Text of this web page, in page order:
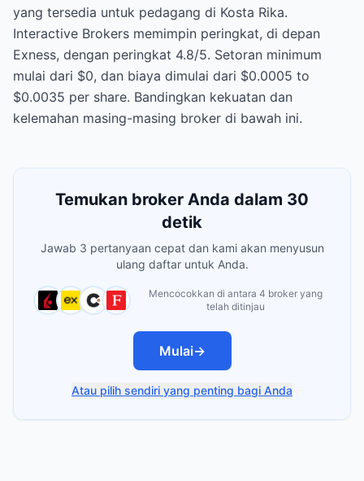
yang tersedia untuk pedagang di Kosta Rika.
Interactive Brokers memimpin peringkat, di depan
Exness, dengan peringkat 4.8/5. Setoran minimum
mulai dari $0, dan biaya dimulai dari $0.0005 to
$0.0035 per share. Bandingkan kekuatan dan
kelemahan masing-masing broker di bawah ini.
Temukan broker Anda dalam 30
detik
Jawab 3 pertanyaan cepat dan kami akan menyusun
ulang daftar untuk Anda.
Mencocokkan di antara 4 broker yang
telah ditinjau
Mulai→
Atau pilih sendiri yang penting bagi Anda